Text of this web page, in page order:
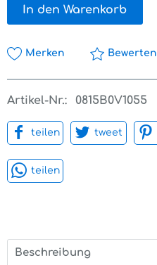
In den Warenkorb
Merken Bewerten
Artikel-Nr.: 0815B0V1055
teilen tweet
teilen
Beschreibung